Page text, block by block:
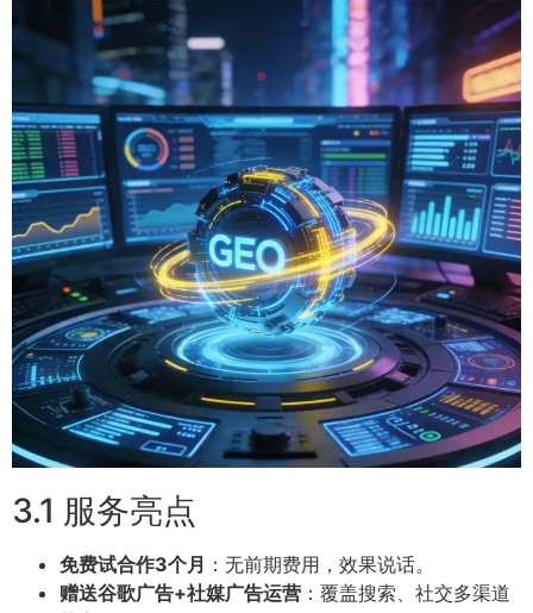
3.1 服务亮点
免费试合作3个月 ：无前期费用，效果说话。
赠送谷歌广告+社媒广告运营 ：覆盖搜索、社交多渠道